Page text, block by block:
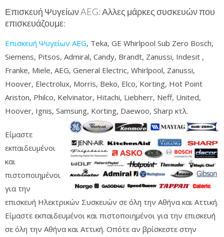
Επισκευή Ψυγείων AEG: Αλλες μάρκες συσκευών που
επισκευάζουμε:
Επισκευή Ψυγείων AEG, Teka, GE Whirlpool Sub Zero Bosch,
Siemens, Pitsos, Admiral, Candy, Brandt, Zanussi, Indesit ,
Franke, Miele, AEG, General Electric, Whirlpool, Zanussi,
Hoover, Electrolux, Morris, Beko, Elco, Korting, Hot Point
Ariston, Philco, Kelvinator, Hitachi, Liebherr, Neff, United,
Hoover, Ignis, Samsung, Korting, Daewoo, Sharp κτλ.
Είμαστε
εκπαιδευμένοι
και
πιστοποιημένοι
για την
επισκευή Ηλεκτρικών Συσκευών σε όλη την Αθήνα και Αττική.
Είμαστε εκπαιδευμένοι και πιστοποιημένοι για την επισκευή
σε όλη την Αθήνα και Αττική. Οπότε αν βρίσκεστε στην